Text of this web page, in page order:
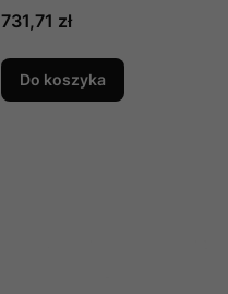
kolor: biały połysk,
producent: omnires, nr
kat: silk400bp
Cena
731,71 zł
Do koszyka